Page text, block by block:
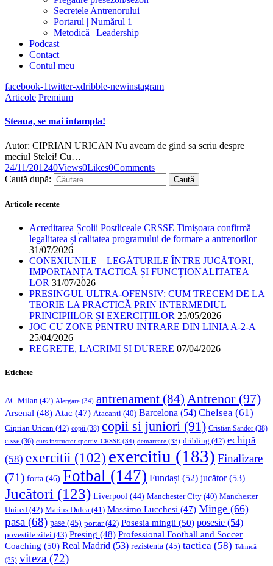
Secretele Antrenorului
Portarul | Numărul 1
Metodică | Leadership
Podcast
Contact
Contul meu
facebook-1twitter-xdribble-newinstagram
Articole Premium
Steaua, se mai intampla!
Autor: CIPRIAN URICAN Nu aveam de gind sa scriu despre
meciul Stelei! Cu…
24/11/201240Views0Likes0Comments
Caută după:
Articole recente
Acreditarea Școlii Postliceale CRSSE Timișoara confirmă
legalitatea și calitatea programului de formare a antrenorilor
31/07/2026
CONEXIUNILE – LEGĂTURILE ÎNTRE JUCĂTORI,
IMPORTANȚA TACTICĂ ȘI FUNCȚIONALITATEA
LOR 31/07/2026
PRESINGUL ULTRA-OFENSIV: CUM TRECEM DE LA
TEORIE LA PRACTICĂ PRIN INTERMEDIUL
PRINCIPIILOR ȘI EXERCIȚIILOR 25/05/2026
JOC CU ZONE PENTRU INTRARE DIN LINIA A-2-A
25/04/2026
REGRETE, LACRIMI ȘI DURERE 07/04/2026
Etichete
AC Milan (42) Alergare (34) antrenament (84) Antrenor(97)
Arsenal (48) Atac (47) Atacanți (40) Barcelona (54) Chelsea (61)
Ciprian Urican (42) copii (38) copii si juniori (91) Cristian Sandor (38)
crsse (36) curs instructor sportiv. CRSSE (34) demarcare (33) dribling (42) echipă
(58) exercitii (102) exercitiu (183) Finalizare
(71) forta (46) Fotbal (147) Fundași (52) jucător(53)
Jucători (123) Liverpool (44) Manchester City (40) Manchester
United (42) Marius Dulca (41) Massimo Lucchesi (47) Minge (66)
pasa (68) pase (45) portar(42) Posesia mingii (50) posesie (54)
povestile zilei (43) Presing (48) Professional Football and Soccer
Coaching (50) Real Madrid (53) rezistenta (45) tactica (58) Tehnică
(35) viteza (72)